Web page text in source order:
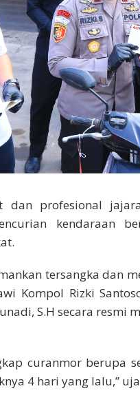
dan profesional
kendaraan
tersangka dan
Kompol Rizki
S.H secara
curanmor berupa
4 hari yang lalu,”